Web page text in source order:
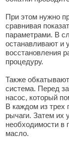
При этом нужно
сравнивая
параметрами. В
останавливают и
восстановления
процедуру.
Также
система. Перед
насос, который
В каждом из трех
рычаги. Затем их
необходимости в
масло.